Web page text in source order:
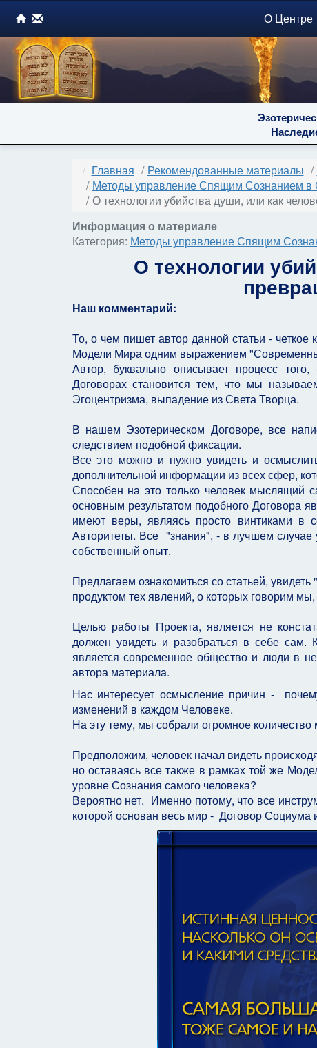
О Центре
Главная Рекомендованные материалы
Методы управление Спящим Сознанием в
О технологии убийства души, или как
Информация о материале
Категория: Методы управление Спящим
О технологии
Наш комментарий:
То, о чем пишет автор данной статьи - четкое
Модели Мира одним выражением
Автор, буквально описывает процесс
Договорах становится тем, что мы
Эгоцентризма, выпадение из Света Творца.
В нашем Эзотерическом Договоре, все
следствием подобной фиксации.
Все это можно и нужно увидеть и
дополнительной информации из всех сфер,
Способен на это только человек мыслящий
основным результатом подобного Договора
имеют веры, являясь просто винтиками
Авторитеты. Все "знания", - в лучшем
собственный опыт.
Предлагаем ознакомиться со статьей,
продуктом тех явлений, о которых говорим
Целью работы Проекта, является не
должен увидеть и разобраться в себе
является современное общество и люди в
автора материала.
Нас интересует осмысление причин -
изменений в каждом Человеке.
На эту тему, мы собрали огромное
Предположим, человек начал видеть
но оставаясь все также в рамках той же
уровне Сознания самого человека?
Вероятно нет. Именно потому, что все
которой основан весь мир - Договор Социума